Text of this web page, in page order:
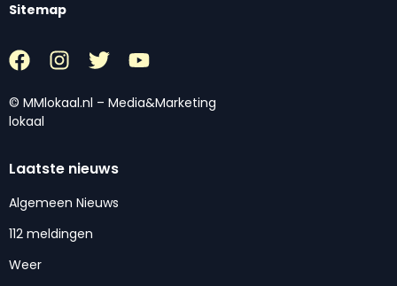
Sitemap
© MMlokaal.nl – Media&Marketing
lokaal
Laatste nieuws
Algemeen Nieuws
112 meldingen
Weer